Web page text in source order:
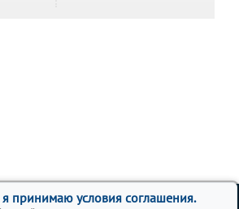
принимаю условия соглашения.
на сайте информация, носит